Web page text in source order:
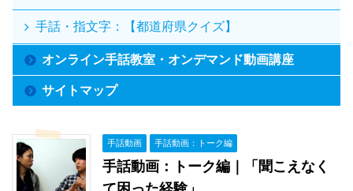
手話・指文字：【都道府県クイズ】
オンライン手話教室・オンデマンド動画講座
サイトマップ
手話動画 手話動画：トーク編
手話動画：トーク編｜「聞こえなく